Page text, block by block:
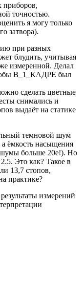
приборов,
точностью.
я могу только
затвора).
при разных
блудить, учитывая
измеренной. Делал
В_1_КАДРЕ был
сделать цветные
снимались и
выдаёт на статике
темновой шум
ёмкость насыщения
больше 20е!). Но
Это как? Такое в
13,7 стопов,
практике?
измерений